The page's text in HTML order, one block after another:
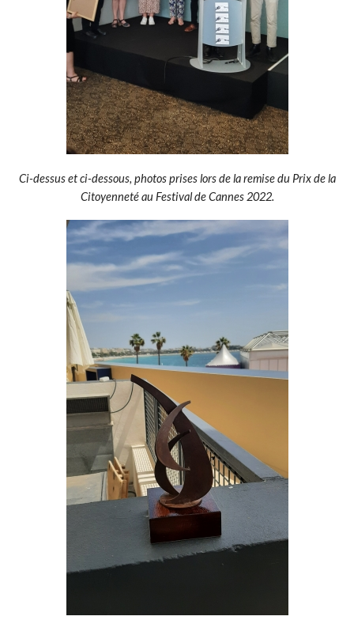
Ci-dessus et ci-dessous, photos prises lors de la remise du Prix de la
Citoyenneté au Festival de Cannes 2022.